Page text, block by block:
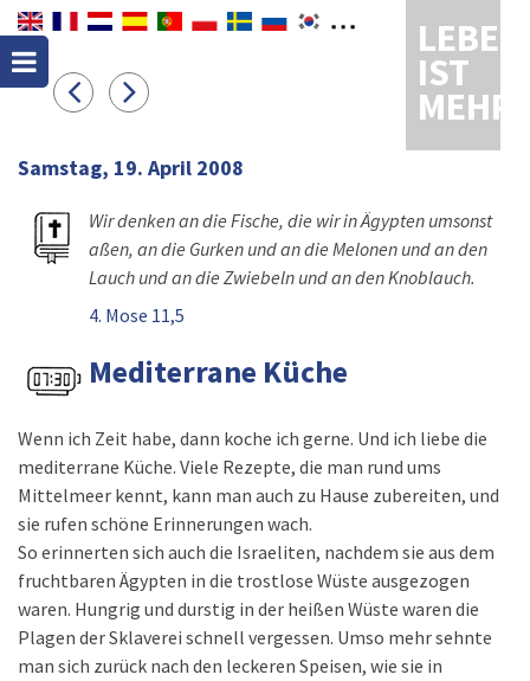
LEBEN
IST
MEHR
Samstag, 19. April 2008
Wir denken an die Fische, die wir in Ägypten umsonst
aßen, an die Gurken und an die Melonen und an den
Lauch und an die Zwiebeln und an den Knoblauch.
4. Mose 11,5
Mediterrane Küche
Wenn ich Zeit habe, dann koche ich gerne. Und ich liebe die
mediterrane Küche. Viele Rezepte, die man rund ums
Mittelmeer kennt, kann man auch zu Hause zubereiten, und
sie rufen schöne Erinnerungen wach.
So erinnerten sich auch die Israeliten, nachdem sie aus dem
fruchtbaren Ägypten in die trostlose Wüste ausgezogen
waren. Hungrig und durstig in der heißen Wüste waren die
Plagen der Sklaverei schnell vergessen. Umso mehr sehnte
man sich zurück nach den leckeren Speisen, wie sie in